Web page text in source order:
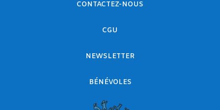
CONTACTEZ-NOUS
CGU
NEWSLETTER
BÉNÉVOLES